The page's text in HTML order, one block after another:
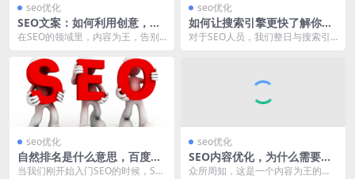
seo优化
SEO文案：如何利用创意，为
内容画龙点睛！
在SEO的领域里，内容为王，告别
并不在意网站的更新...
seo优化
如何让搜索引擎更快了解你的
内容？
对于SEO人员，我们整日与搜索引
seo优化
自然排名是什么意思，百度自
然排名的好处与缺点！
当我们刚开始入门SEO的时候，SE
seo优化
SEO内容优化，为什么需要关
注语义相关性！
众所周知，这是一个内容为王的时